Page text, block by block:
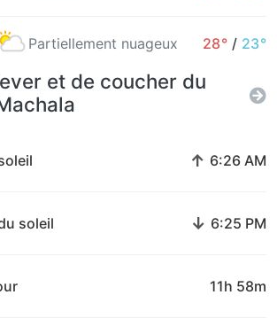
Partiellement nuageux 28° / 23°
et de coucher du
↑ 6:26 AM
soleil ↓ 6:25 PM
11h 58m